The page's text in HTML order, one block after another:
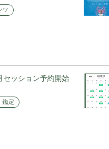
ツ
セッション予約開始
鑑定